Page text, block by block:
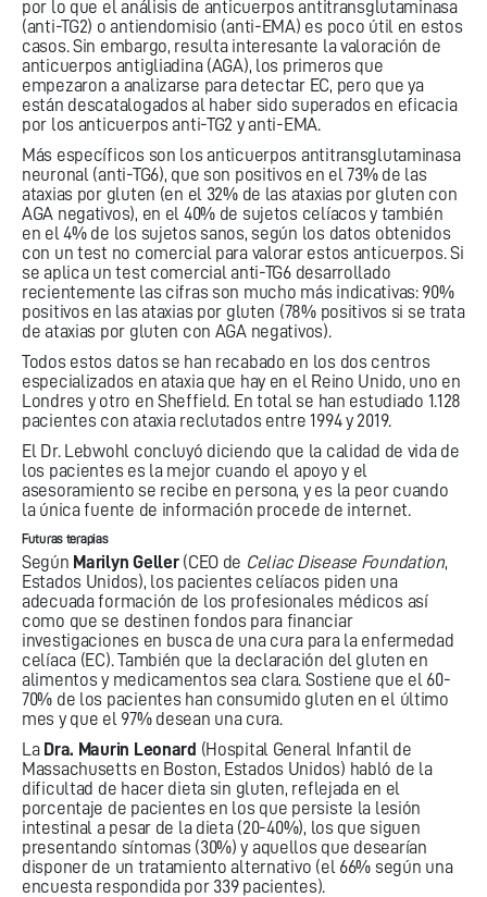
por lo que el análisis de anticuerpos antitransglutaminasa
(anti-TG2) o antiendomisio (anti-EMA) es poco útil en estos
casos. Sin embargo, resulta interesante la valoración de
anticuerpos antigliadina (AGA), los primeros que
empezaron a analizarse para detectar EC, pero que ya
están descatalogados al haber sido superados en eficacia
por los anticuerpos anti-TG2 y anti-EMA.
Más específicos son los anticuerpos antitransglutaminasa
neuronal (anti-TG6), que son positivos en el 73% de las
ataxias por gluten (en el 32% de las ataxias por gluten con
AGA negativos), en el 40% de sujetos celíacos y también
en el 4% de los sujetos sanos, según los datos obtenidos
con un test no comercial para valorar estos anticuerpos. Si
se aplica un test comercial anti-TG6 desarrollado
recientemente las cifras son mucho más indicativas: 90%
positivos en las ataxias por gluten (78% positivos si se trata
de ataxias por gluten con AGA negativos).
Todos estos datos se han recabado en los dos centros
especializados en ataxia que hay en el Reino Unido, uno en
Londres y otro en Sheffield. En total se han estudiado 1.128
pacientes con ataxia reclutados entre 1994 y 2019.
El Dr. Lebwohl concluyó diciendo que la calidad de vida de
los pacientes es la mejor cuando el apoyo y el
asesoramiento se recibe en persona, y es la peor cuando
la única fuente de información procede de internet.
Futuras terapias
Según Marilyn Geller(CEO de Celiac Disease Foundation,
Estados Unidos), los pacientes celíacos piden una
adecuada formación de los profesionales médicos así
como que se destinen fondos para financiar
investigaciones en busca de una cura para la enfermedad
celíaca (EC). También que la declaración del gluten en
alimentos y medicamentos sea clara. Sostiene que el 60-
70% de los pacientes han consumido gluten en el último
mes y que el 97% desean una cura.
La Dra. Maurin Leonard (Hospital General Infantil de
Massachusetts en Boston, Estados Unidos) habló de la
dificultad de hacer dieta sin gluten, reflejada en el
porcentaje de pacientes en los que persiste la lesión
intestinal a pesar de la dieta (20-40%), los que siguen
presentando síntomas (30%) y aquellos que desearían
disponer de un tratamiento alternativo (el 66% según una
encuesta respondida por 339 pacientes).